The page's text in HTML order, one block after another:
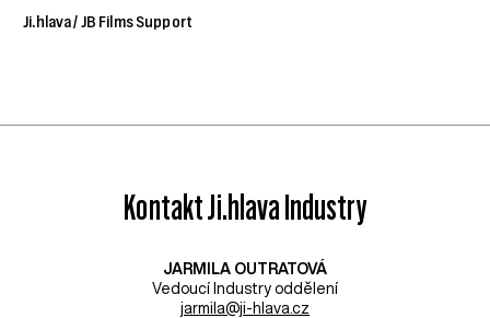
Ji.hlava / JB Films Support
Kontakt Ji.hlava Industry
JARMILA OUTRATOVÁ
Vedoucí Industry oddělení
jarmila@ji-hlava.cz